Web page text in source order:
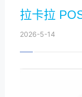
拉卡拉
2026-5-14